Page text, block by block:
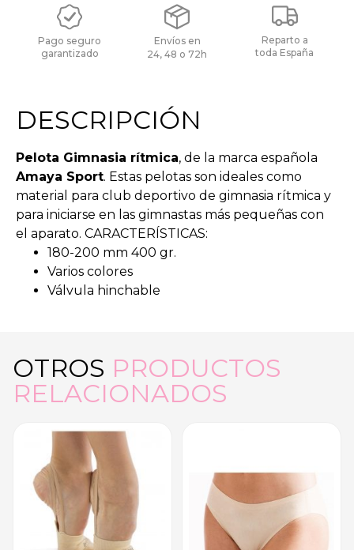
Pago seguro
garantizado
Envíos en
24, 48 o 72h
Reparto a
toda España
DESCRIPCIÓN
Pelota Gimnasia rítmica, de la marca española
Amaya Sport. Estas pelotas son ideales como
material para club deportivo de gimnasia rítmica y
para iniciarse en las gimnastas más pequeñas con
el aparato. CARACTERÍSTICAS:
180-200 mm 400 gr.
Varios colores
Válvula hinchable
OTROS PRODUCTOS
RELACIONADOS